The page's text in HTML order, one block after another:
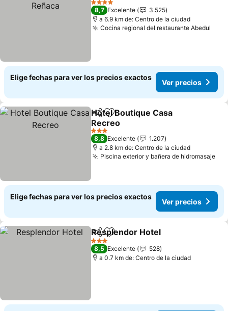
4 Estrellas
8,7 Excelente
3.525
a 6.9 km de: Centro de la ciudad
Cocina regional del restaurante Abedul
Elige fechas para ver los precios exactos
Ver precios
CompartirAgregar a favoritos
Hotel Boutique Casa
Recreo
Ver precios
3 Estrellas
8,8 Excelente
1.207
a 2.8 km de: Centro de la ciudad
Piscina exterior y bañera de hidromasaje
Elige fechas para ver los precios exactos
Ver precios
CompartirAgregar a favoritos
Resplendor Hotel
3 Estrellas
8,5 Excelente
528
a 0.7 km de: Centro de la ciudad